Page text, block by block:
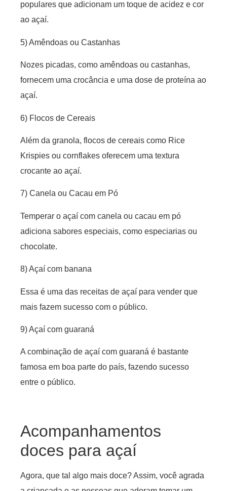
populares que adicionam um toque de acidez e cor
ao açaí.
5) Amêndoas ou Castanhas
Nozes picadas, como amêndoas ou castanhas,
fornecem uma crocância e uma dose de proteína ao
açaí.
6) Flocos de Cereais
Além da granola, flocos de cereais como Rice
Krispies ou cornflakes oferecem uma textura
crocante ao açaí.
7) Canela ou Cacau em Pó
Temperar o açaí com canela ou cacau em pó
adiciona sabores especiais, como especiarias ou
chocolate.
8) Açaí com banana
Essa é uma das receitas de açaí para vender que
mais fazem sucesso com o público.
9) Açaí com guaraná
A combinação de açaí com guaraná é bastante
famosa em boa parte do país, fazendo sucesso
entre o público.
Acompanhamentos
doces para açaí
Agora, que tal algo mais doce? Assim, você agrada